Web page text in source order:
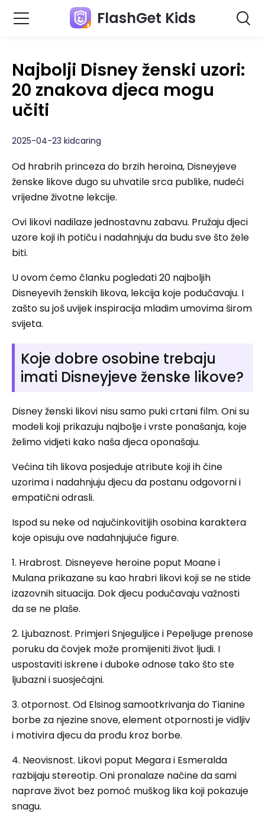
FlashGet Kids
Najbolji Disney ženski uzori:
20 znakova djeca mogu
učiti
2025-04-23 kidcaring
Od hrabrih princeza do brzih heroina, Disneyjeve
ženske likove dugo su uhvatile srca publike, nudeći
vrijedne životne lekcije.
Ovi likovi nadilaze jednostavnu zabavu. Pružaju djeci
uzore koji ih potiču i nadahnjuju da budu sve što žele
biti.
U ovom ćemo članku pogledati 20 najboljih
Disneyevih ženskih likova, lekcija koje podučavaju. I
zašto su još uvijek inspiracija mladim umovima širom
svijeta.
Koje dobre osobine trebaju
imati Disneyjeve ženske likove?
Disney ženski likovi nisu samo puki crtani film. Oni su
modeli koji prikazuju najbolje i vrste ponašanja, koje
želimo vidjeti kako naša djeca oponašaju.
Većina tih likova posjeduje atribute koji ih čine
uzorima i nadahnjuju djecu da postanu odgovorni i
empatični odrasli.
Ispod su neke od najučinkovitijih osobina karaktera
koje opisuju ove nadahnjujuće figure.
1. Hrabrost. Disneyeve heroine poput Moane i
Mulana prikazane su kao hrabri likovi koji se ne stide
izazovnih situacija. Dok djecu podučavaju važnosti
da se ne plaše.
2. Ljubaznost. Primjeri Snjeguljice i Pepeljuge prenose
poruku da čovjek može promijeniti život ljudi. I
uspostaviti iskrene i duboke odnose tako što ste
ljubazni i suosjećajni.
3. otpornost. Od Elsinog samootkrivanja do Tianine
borbe za njezine snove, element otpornosti je vidljiv
i motivira djecu da prođu kroz borbe.
4. Neovisnost. Likovi poput Megara i Esmeralda
razbijaju stereotip. Oni pronalaze načine da sami
naprave život bez pomoć muškog lika koji pokazuje
snagu.